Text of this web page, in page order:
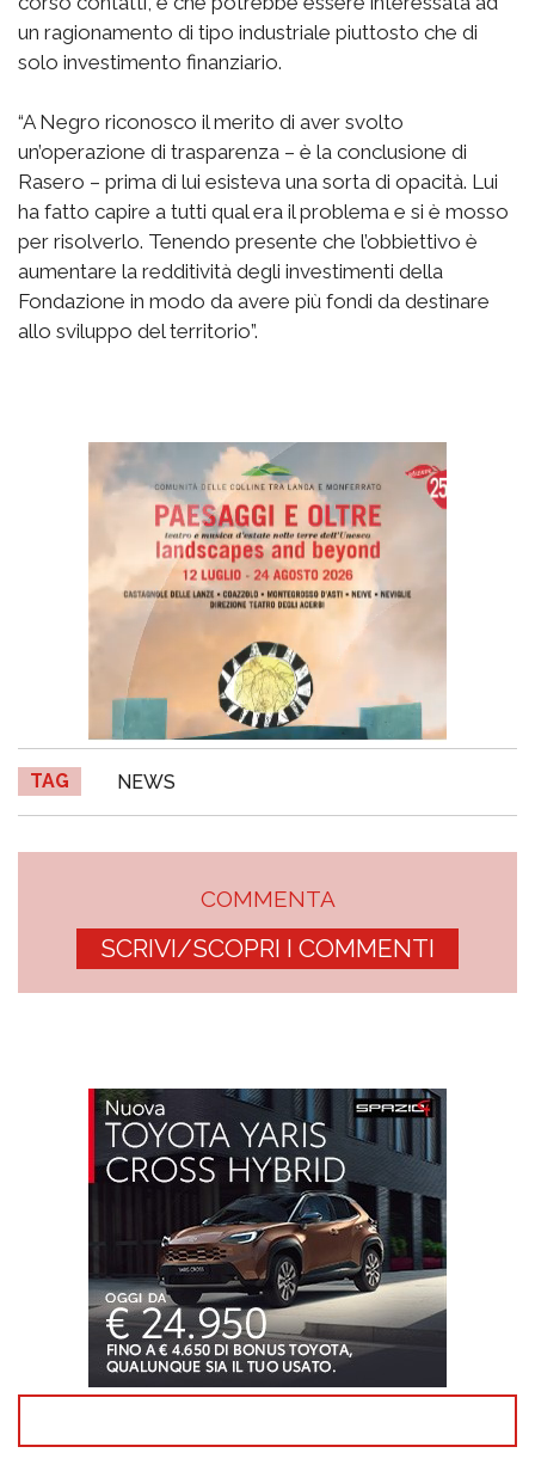
un ragionamento di tipo industriale piuttosto che di
solo investimento finanziario.
“A Negro riconosco il merito di aver svolto
un’operazione di trasparenza – è la conclusione di
Rasero – prima di lui esisteva una sorta di opacità. Lui
ha fatto capire a tutti qual era il problema e si è mosso
per risolverlo. Tenendo presente che l’obbiettivo è
aumentare la redditività degli investimenti della
Fondazione in modo da avere più fondi da destinare
allo sviluppo del territorio”.
TAG NEWS
COMMENTA
SCRIVI/SCOPRI I COMMENTI